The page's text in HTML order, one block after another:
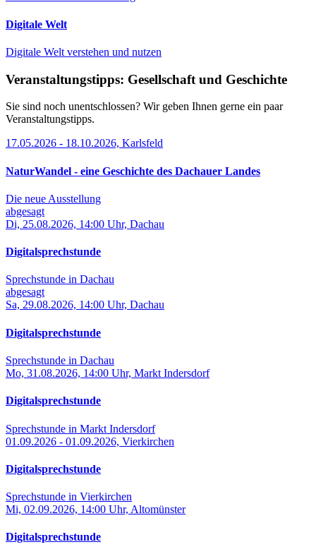
Digitale Welt
Digitale Welt verstehen und nutzen
Veranstaltungstipps: Gesellschaft und Geschichte
Sie sind noch unentschlossen? Wir geben Ihnen gerne ein paar
Veranstaltungstipps.
17.05.2026 - 18.10.2026, Karlsfeld
NaturWandel - eine Geschichte des Dachauer Landes
Die neue Ausstellung
abgesagt
Di, 25.08.2026, 14:00 Uhr, Dachau
Digitalsprechstunde
Sprechstunde in Dachau
abgesagt
Sa, 29.08.2026, 14:00 Uhr, Dachau
Digitalsprechstunde
Sprechstunde in Dachau
Mo, 31.08.2026, 14:00 Uhr, Markt Indersdorf
Digitalsprechstunde
Sprechstunde in Markt Indersdorf
01.09.2026 - 01.09.2026, Vierkirchen
Digitalsprechstunde
Sprechstunde in Vierkirchen
Mi, 02.09.2026, 14:00 Uhr, Altomünster
Digitalsprechstunde